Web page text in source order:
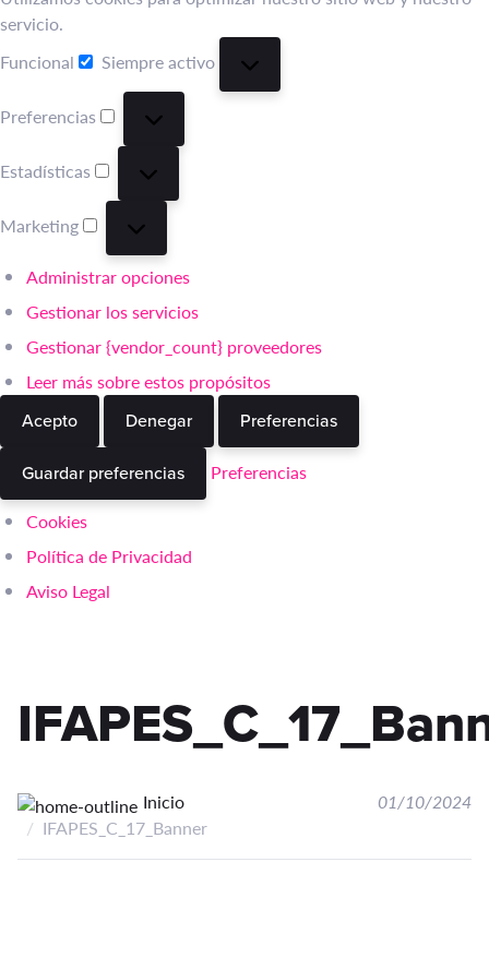
servicio.
Funcional
Funcional
Siempre activo
Preferencias
Estadísticas
Marketing
Administrar opciones
Gestionar los servicios
Gestionar {vendor_count} proveedores
Leer más sobre estos propósitos
Acepto
Denegar Preferencias
Guardar preferencias
Preferencias
Cookies
Política de Privacidad
Aviso Legal
Inicio
IFAPES_C_17_Banner
01/10/2024